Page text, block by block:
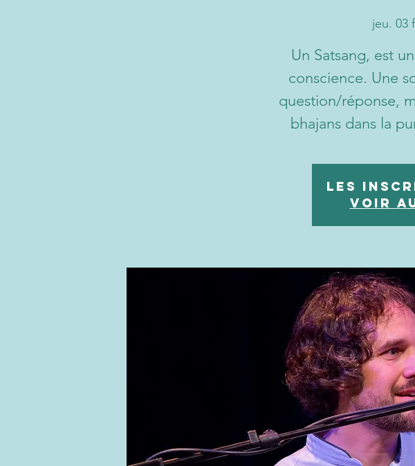
jeu. 03
Un Satsang, est
conscience. Une
question/réponse,
bhajans dans la
Les
Voir